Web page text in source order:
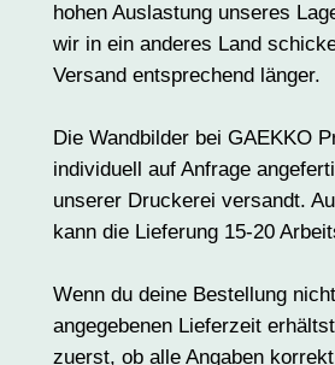
hohen Auslastung unseres
wir in ein anderes Land
Versand entsprechend länger.
Die Wandbilder bei GAEKKO
individuell auf Anfrage
unserer Druckerei versandt.
kann die Lieferung 15-20
Wenn du deine Bestellung
angegebenen Lieferzeit
zuerst, ob alle Angaben